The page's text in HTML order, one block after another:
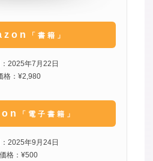
「書籍」
2025年7月22日
格：¥2,980
「電子書籍」
2025年9月24日
価格：¥500